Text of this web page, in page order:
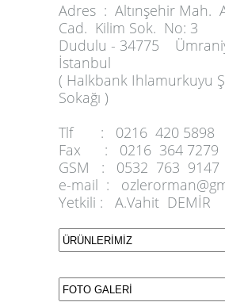
Adres : Altınşehir Mah.
Cad. Kilim Sok. No: 3
Dudulu - 34775
İstanbul
( Halkbank Ihlamurkuyu
Sokağı )
Tlf :
0216 420 5898
Fax :
0216 364 7279
GSM :
0532 763 9147
e-mail :
Yetkili :
A.Vahit DEMİR